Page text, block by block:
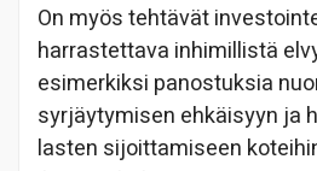
On myös tehtävät
harrastettava inhimillistä
esimerkiksi panostuksia
syrjäytymisen ehkäisyyn ja
lasten sijoittamiseen